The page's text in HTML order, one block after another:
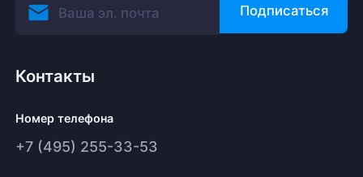
Подписаться
Контакты
Номер телефона
+7 (495) 255-33-53